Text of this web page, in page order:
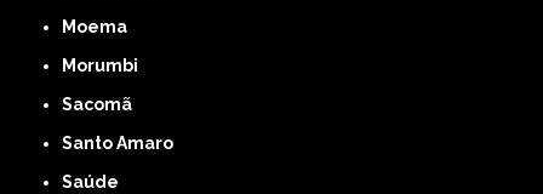
Moema
Morumbi
Sacomã
Santo Amaro
Saúde